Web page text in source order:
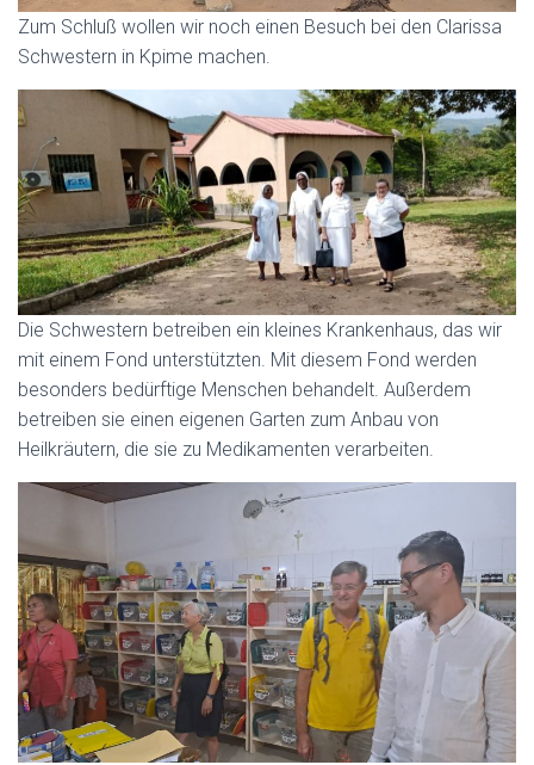
Zum Schluß wollen wir noch einen Besuch bei den Clarissa
Schwestern in Kpime machen.
Die Schwestern betreiben ein kleines Krankenhaus, das wir
mit einem Fond unterstützten. Mit diesem Fond werden
besonders bedürftige Menschen behandelt. Außerdem
betreiben sie einen eigenen Garten zum Anbau von
Heilkräutern, die sie zu Medikamenten verarbeiten.